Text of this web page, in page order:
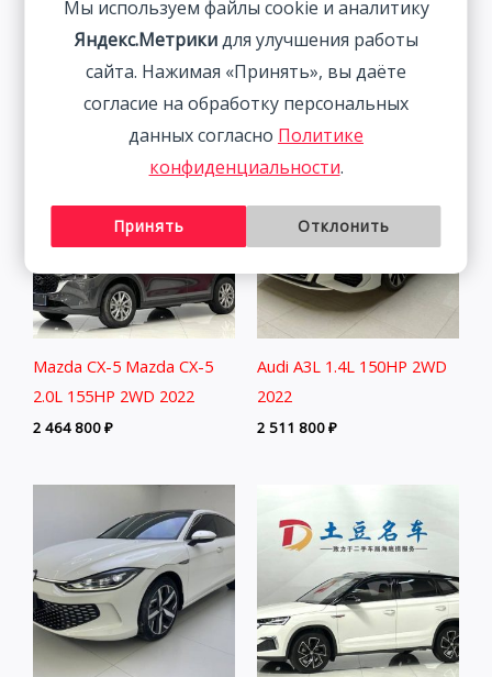
2WD 2022
2 838 800₽
150HP 2WD 2022 | Синий
| Арт. CA6673
2 027 800 ₽
Mazda CX-5 Mazda CX-5
2.0L 155HP 2WD 2022
2 464 800₽
Audi A3L 1.4L 150HP 2WD
2022
2 511 800₽
Мы используем файлы cookie и аналитику
Яндекс.Метрикидля улучшения работы
сайта. Нажимая «Принять», вы даёте
согласие на обработку персональных
данных согласно Политике
конфиденциальности.
Принять Отклонить